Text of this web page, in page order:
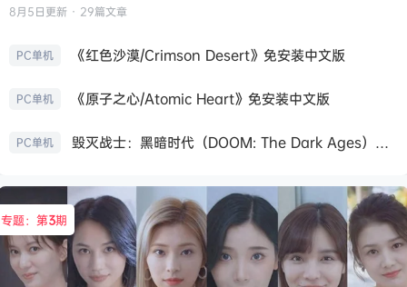
8月5日更新 · 29篇文章
PC单机 《红色沙漠/Crimson Desert》免安装中文版
PC单机 《原子之心/Atomic Heart》免安装中文版
PC单机 毁灭战士：黑暗时代（DOOM: The Dark Ages）免安装中文版
专题：第3期